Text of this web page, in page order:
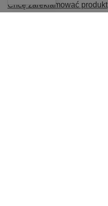
Chcę zareklamować produkt